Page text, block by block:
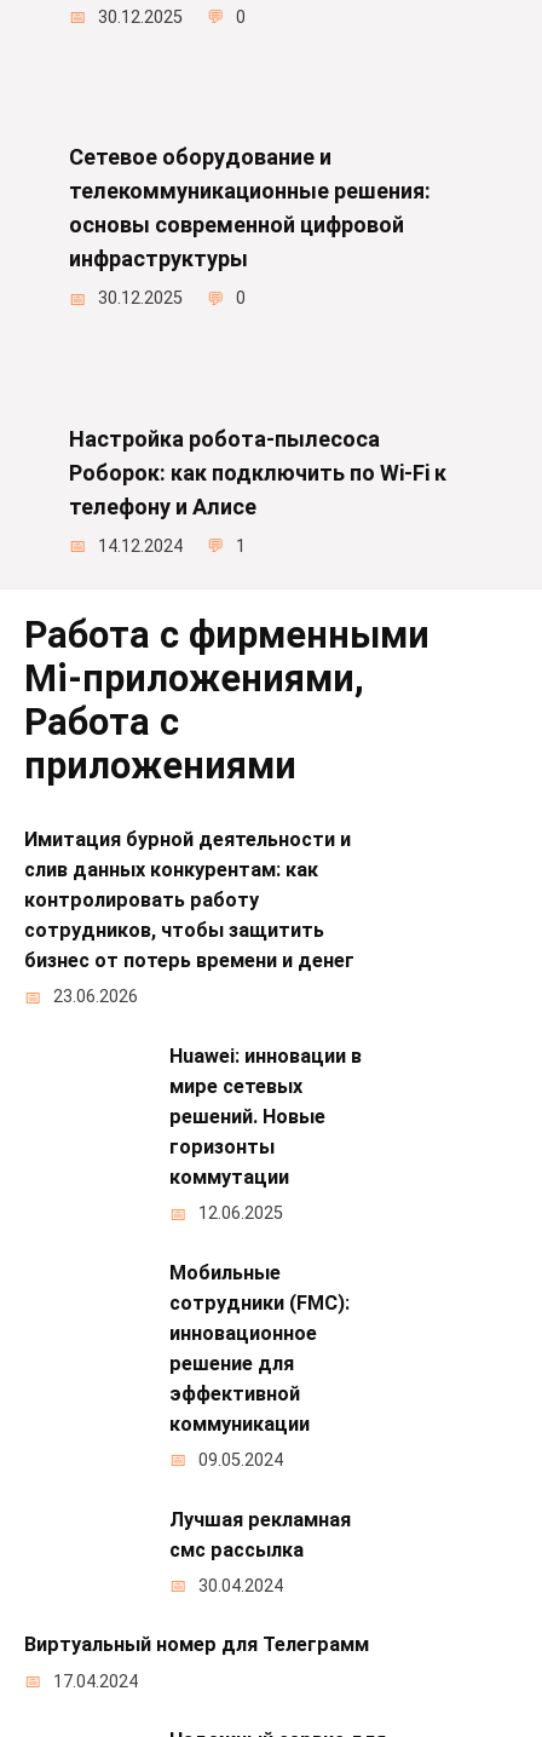
30.12.2025 0
Сетевое оборудование и
телекоммуникационные решения:
основы современной цифровой
инфраструктуры
30.12.2025 0
Настройка робота-пылесоса
Роборок: как подключить по Wi-Fi к
телефону и Алисе
14.12.2024 1
Работа с фирменными
Mi-приложениями,
Работа с
приложениями
Имитация бурной деятельности и
слив данных конкурентам: как
контролировать работу
сотрудников, чтобы защитить
бизнес от потерь времени и денег
23.06.2026
Huawei: инновации в
мире сетевых
решений. Новые
горизонты
коммутации
12.06.2025
Мобильные
сотрудники (FMC):
инновационное
решение для
эффективной
коммуникации
09.05.2024
Лучшая рекламная
смс рассылка
30.04.2024
Виртуальный номер для Телеграмм
17.04.2024